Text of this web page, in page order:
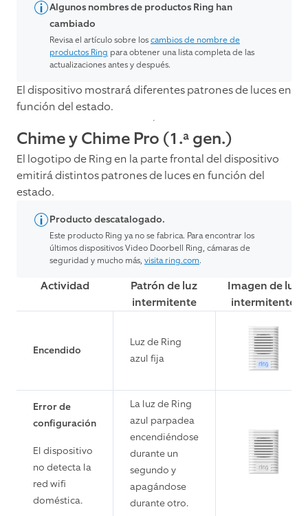
Algunos nombres de productos Ring han
cambiado
Revisa el artículo sobre loscambios de nombre de
productos Ring para obtener una lista completa de las
actualizaciones antes y después.
El dispositivo mostrará diferentes patrones de luces en
función del estado.
Chime y Chime Pro (1.ª gen.)
El logotipo de Ring en la parte frontal del dispositivo
emitirá distintos patrones de luces en función del
estado.
Producto descatalogado.
Este producto Ring ya no se fabrica. Para encontrar los
últimos dispositivos Video Doorbell Ring, cámaras de
seguridad y mucho más, visita ring.com.
Actividad
Patrón de luz
intermitente
Imagen de luz
intermitente
Encendido
Luz de Ring
azul fija
Error de
configuración
El dispositivo
no detecta la
red wifi
doméstica.
La luz de Ring
azul parpadea
encendiéndose
durante un
segundo y
apagándose
durante otro.